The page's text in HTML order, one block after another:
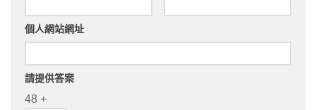
個人網站網址
請提供答案
48 +